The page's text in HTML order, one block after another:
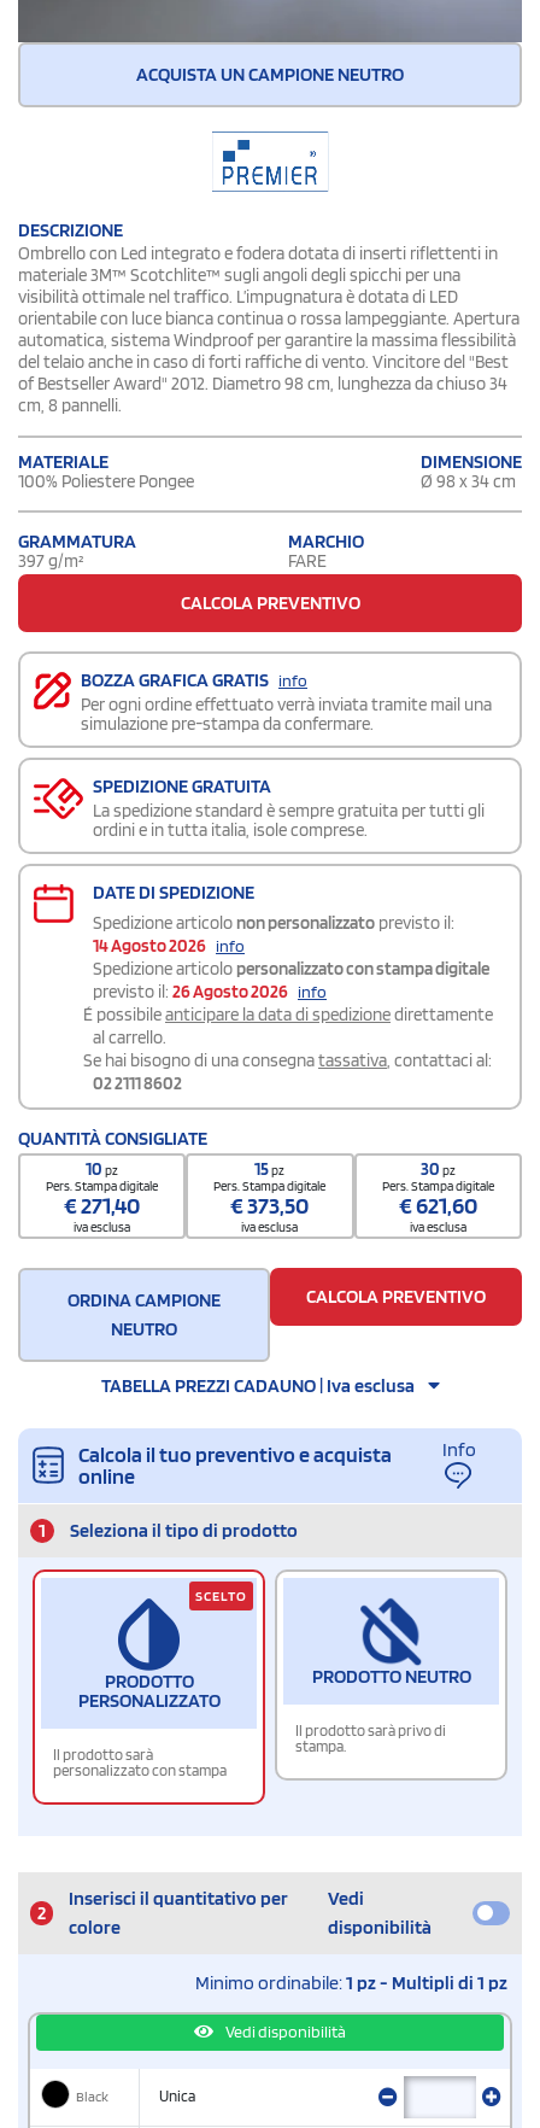
ACQUISTA UN CAMPIONE NEUTRO
DESCRIZIONE
Ombrello con Led integrato e fodera dotata di inserti riflettenti in
materiale 3M™ Scotchlite™ sugli angoli degli spicchi per una
visibilità ottimale nel traffico. L’impugnatura è dotata di LED
orientabile con luce bianca continua o rossa lampeggiante. Apertura
automatica, sistema Windproof per garantire la massima flessibilità
del telaio anche in caso di forti raffiche di vento. Vincitore del "Best
of Bestseller Award" 2012. Diametro 98 cm, lunghezza da chiuso 34
cm, 8 pannelli.
MATERIALE
100% Poliestere Pongee
DIMENSIONE
Ø 98 x 34 cm
GRAMMATURA
397 g/m²
MARCHIO
FARE
CALCOLA PREVENTIVO
BOZZA GRAFICA GRATIS info
Per ogni ordine effettuato verrà inviata tramite mail una
simulazione pre-stampa da confermare.
SPEDIZIONE GRATUITA
La spedizione standard è sempre gratuita per tutti gli
ordini e in tutta italia, isole comprese.
DATE DI SPEDIZIONE
Spedizione articolo non personalizzato previsto il:
14 Agosto 2026 info
Spedizione articolo personalizzato con stampa digitale
previsto il: 26 Agosto 2026 info
É possibileanticipare la data di spedizionedirettamente
al carrello.
Se hai bisogno di una consegnatassativa, contattaci al:
02 2111 8602
QUANTITÀ CONSIGLIATE
10pz
Pers. Stampa digitale
€271,40
iva esclusa
15pz
Pers. Stampa digitale
€373,50
iva esclusa
30 pz
Pers. Stampa digitale
€621,60
iva esclusa
ORDINA CAMPIONE
NEUTRO
CALCOLA PREVENTIVO
TABELLA PREZZI CADAUNO | Iva esclusa
Calcola il tuo preventivo e acquista
online
Info
1 Seleziona il tipo di prodotto
PRODOTTO
PERSONALIZZATO
Il prodotto sarà
personalizzato con stampa
SCELTO
PRODOTTO NEUTRO
Il prodotto sarà privo di
stampa.
2
Inserisci il quantitativo per
colore
Vedi
disponibilità
Minimo ordinabile:1 pz - Multipli di 1 pz
Vedi disponibilità
Black Unica